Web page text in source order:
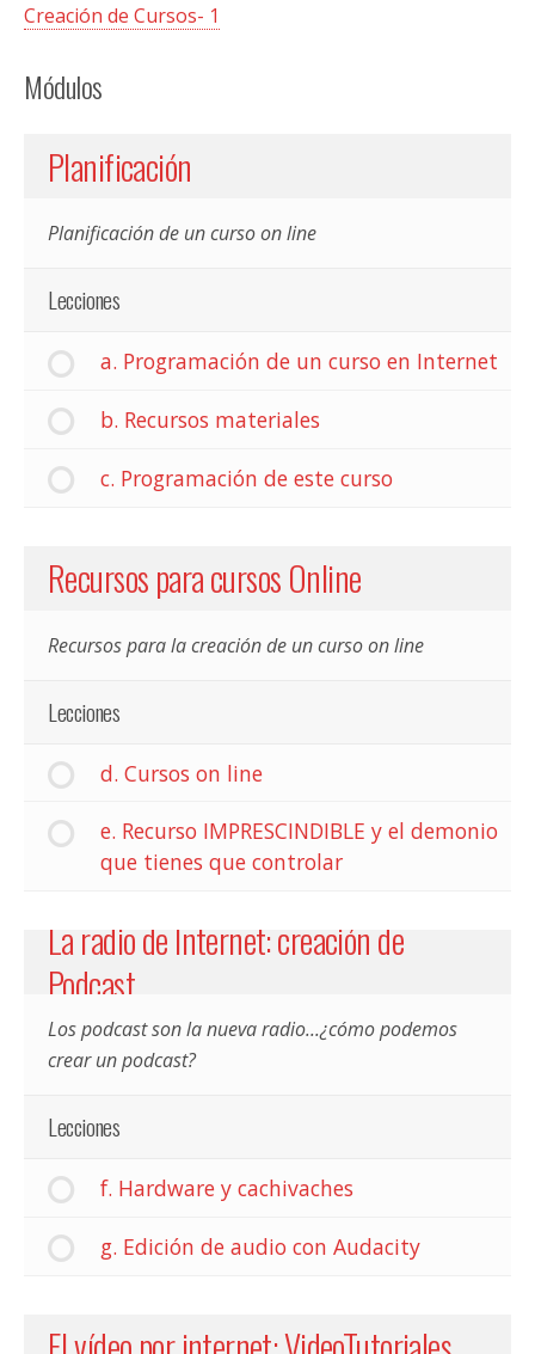
Creación de Cursos- 1
Módulos
Planificación
Planificación de un curso on line
Lecciones
a. Programación de un curso en Internet
b. Recursos materiales
c. Programación de este curso
Recursos para cursos Online
Recursos para la creación de un curso on line
Lecciones
d. Cursos on line
e. Recurso IMPRESCINDIBLE y el demonio
que tienes que controlar
La radio de Internet: creación de
Podcast
Los podcast son la nueva radio...¿cómo podemos
crear un podcast?
Lecciones
f. Hardware y cachivaches
g. Edición de audio con Audacity